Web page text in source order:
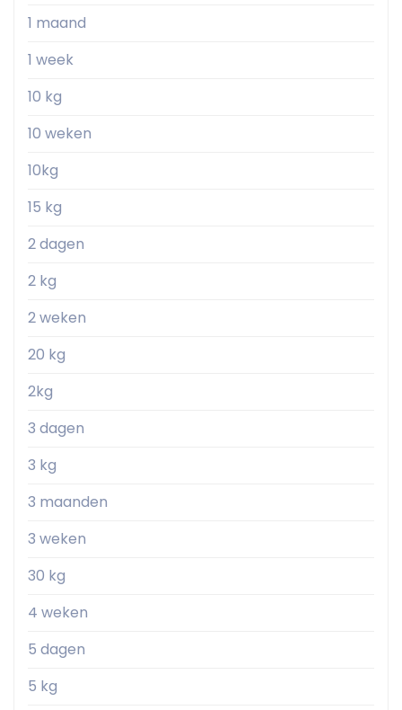
1 maand
1 week
10 kg
10 weken
10kg
15 kg
2 dagen
2 kg
2 weken
20 kg
2kg
3 dagen
3 kg
3 maanden
3 weken
30 kg
4 weken
5 dagen
5 kg